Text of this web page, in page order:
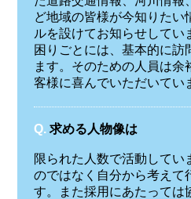
ど地域の皆様が今知りたい
ルを設けてお知らせしてい
困りごとには、基本的に訪
ます。そのための人員は余
客様に喜んでいただいてい
Q. 求める人物像は
限られた人数で活動してい
のではなく自分から考えて
す。また採用にあたっては